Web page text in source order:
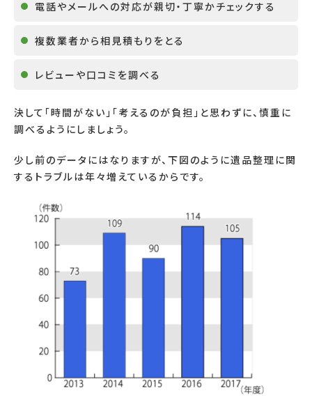
電話やメールへの対応が親切・丁寧かチェックする
複数業者から相見積もりをとる
レビューや口コミを調べる
決して「時間がない」「考えるのが負担」と思わずに、慎重に
調べるようにしましょう。
少し前のデータにはなりますが、下図のように遺品整理に関
するトラブルは年々増えているからです。